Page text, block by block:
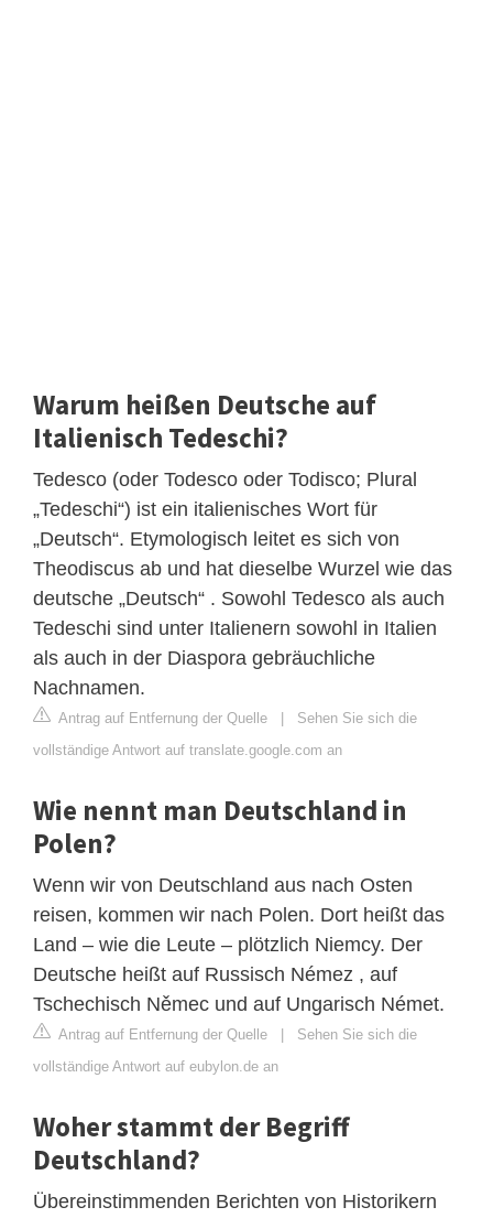
Warum heißen Deutsche auf
Italienisch Tedeschi?
Tedesco (oder Todesco oder Todisco; Plural
„Tedeschi“) ist ein italienisches Wort für
„Deutsch“. Etymologisch leitet es sich von
Theodiscus ab und hat dieselbe Wurzel wie das
deutsche „Deutsch“ . Sowohl Tedesco als auch
Tedeschi sind unter Italienern sowohl in Italien
als auch in der Diaspora gebräuchliche
Nachnamen.
Antrag auf Entfernung der Quelle | Sehen Sie sich die
vollständige Antwort auf translate.google.com an
Wie nennt man Deutschland in
Polen?
Wenn wir von Deutschland aus nach Osten
reisen, kommen wir nach Polen. Dort heißt das
Land – wie die Leute – plötzlich Niemcy. Der
Deutsche heißt auf Russisch Némez , auf
Tschechisch Němec und auf Ungarisch Német.
Antrag auf Entfernung der Quelle | Sehen Sie sich die
vollständige Antwort auf eubylon.de an
Woher stammt der Begriff
Deutschland?
Übereinstimmenden Berichten von Historikern